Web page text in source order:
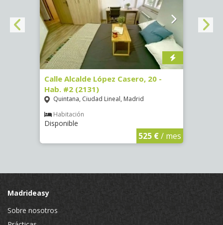
Calle Alcalde López Casero, 20 -
Hab. #2 (2131)
Quintana, Ciudad Lineal, Madrid
Habitación
Disponible
525 €/ mes
Madrideasy
Sobre nosotros